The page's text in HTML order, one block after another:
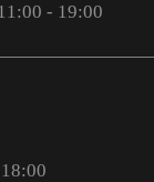
- 19:00